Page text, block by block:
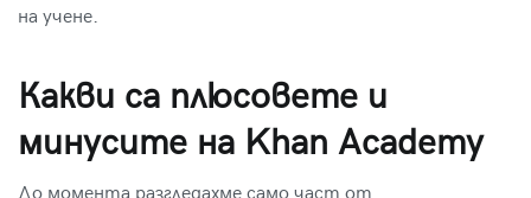
на учене.
Какви са плюсовете и
минусите на Khan Academy